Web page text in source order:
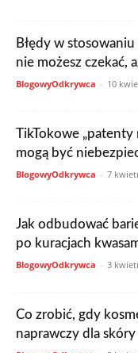
Błędy w
nie możesz czekać,
BlogowyOdkrywca - 10
TikTokowe
mogą być
BlogowyOdkrywca - 7
Jak odbudować
po kuracjach
BlogowyOdkrywca - 3
Co zrobić, gdy
naprawczy dla skóry